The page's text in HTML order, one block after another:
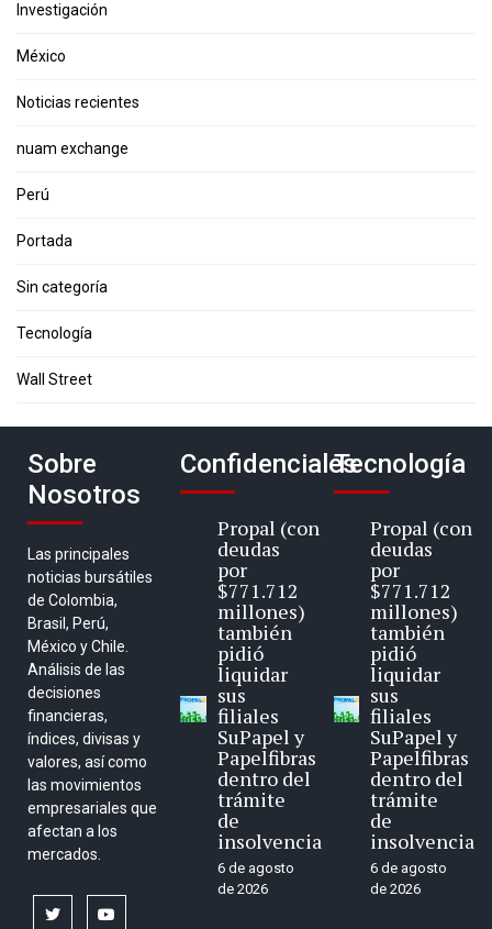
Investigación
México
Noticias recientes
nuam exchange
Perú
Portada
Sin categoría
Tecnología
Wall Street
Sobre
Nosotros
Las principales
noticias bursátiles
de Colombia,
Brasil, Perú,
México y Chile.
Análisis de las
decisiones
financieras,
índices, divisas y
valores, así como
las movimientos
empresariales que
afectan a los
mercados.
twitter
Confidenciales
Propal (con
deudas
por
$771.712
millones)
también
pidió
liquidar
sus
filiales
SuPapel y
Papelfibras
dentro del
trámite
de
insolvencia
6 de agosto
de 2026
Tecnología
Propal (con
deudas
por
$771.712
millones)
también
pidió
liquidar
sus
filiales
SuPapel y
Papelfibras
dentro del
trámite
de
insolvencia
6 de agosto
de 2026